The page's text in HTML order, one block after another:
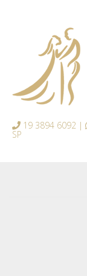
19 3894 6092 |
SP